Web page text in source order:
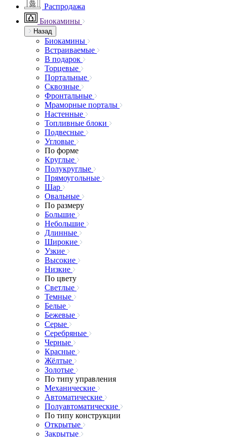
Распродажа
Биокамины
Назад
Биокамины
Встраиваемые
В подарок
Торцевые
Портальные
Сквозные
Фронтальные
Мраморные порталы
Настенные
Топливные блоки
Подвесные
Угловые
По форме
Круглые
Полукруглые
Прямоугольные
Шар
Овальные
По размеру
Большие
Небольшие
Длинные
Широкие
Узкие
Высокие
Низкие
По цвету
Светлые
Темные
Белые
Бежевые
Серые
Серебряные
Черные
Красные
Жёлтые
Золотые
По типу управления
Механические
Автоматические
Полуавтоматические
По типу конструкции
Открытые
Закрытые